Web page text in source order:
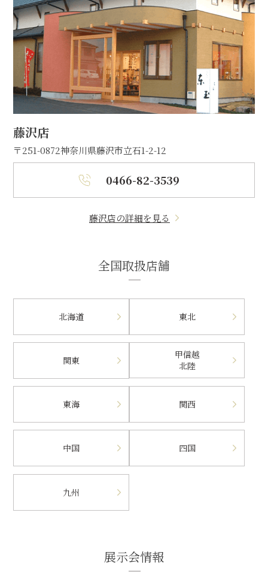
藤沢店
〒251-0872神奈川県藤沢市立石1-2-12
0466-82-3539
藤沢店の詳細を見る
全国取扱店舗
北海道 東北
関東
甲信越
北陸
東海 関西
中国 四国
九州
展示会情報